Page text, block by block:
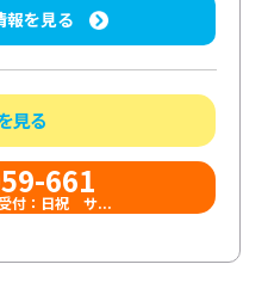
報を見る
見る
661
付：日祝 サ...